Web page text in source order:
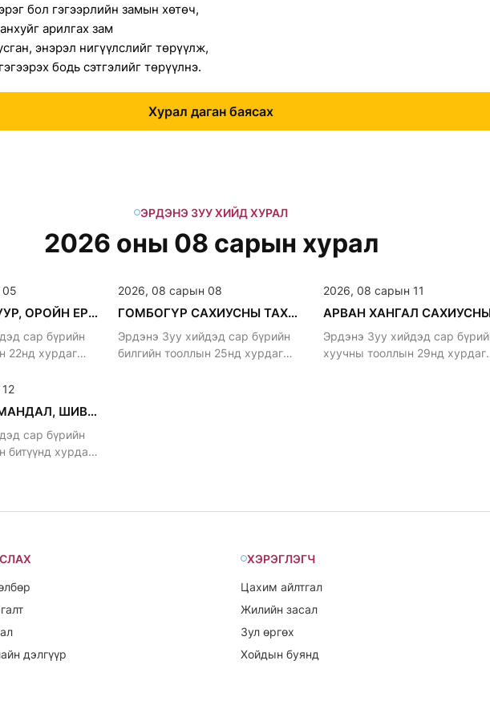
бол гэгээрлийн замын хөтөч,
арилгах зам
энэрэл нигүүлслийг төрүүлж,
бодь сэтгэлийг төрүүлнэ.
Хурал даган баясах
ЭРДЭНЭ ЗУУ ХИЙД ХУРАЛ
2026 оны 08 сарын хурал
05
АЛТАН ГАНЖУУР, ОРОЙН ЕРӨӨЛ ХУРНА.
сар бүрийн
22нд хурдаг
2026, 08 сарын 08
ГОМБОГҮР САХИУСНЫ ТАХИЛГА
Эрдэнэ Зуу хийдэд сар бүрийн
билгийн тооллын 25нд хурдаг
2026, 08 сарын 11
Эрдэнэ Зуу хийдэд сар
хуучны тооллын 29нд хурдаг
ДАРЬ ЭХИЙН МАНДАЛ, ШИВА ХУРНА
сар бүрийн
битүүнд хурдаг
дэлгүүр
ХЭРЭГЛЭГЧ
Цахим айлтгал
Жилийн засал
Зул өргөх
Хойдын буянд